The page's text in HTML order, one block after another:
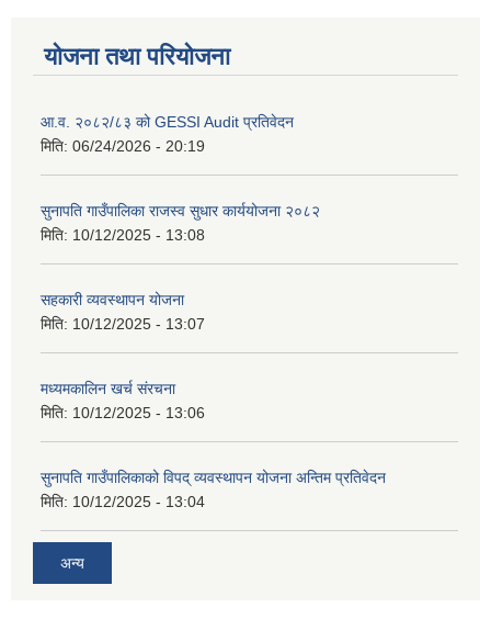
योजना तथा परियोजना
आ.व. २०८२/८३ को GESSI Audit प्रतिवेदन
मिति: 06/24/2026 - 20:19
सुनापति गाउँपालिका राजस्व सुधार कार्ययोजना २०८२
मिति: 10/12/2025 - 13:08
सहकारी व्यवस्थापन योजना
मिति: 10/12/2025 - 13:07
मध्यमकालिन खर्च संरचना
मिति: 10/12/2025 - 13:06
सुनापति गाउँपालिकाको विपद् व्यवस्थापन योजना अन्तिम प्रतिवेदन
मिति: 10/12/2025 - 13:04
अन्य